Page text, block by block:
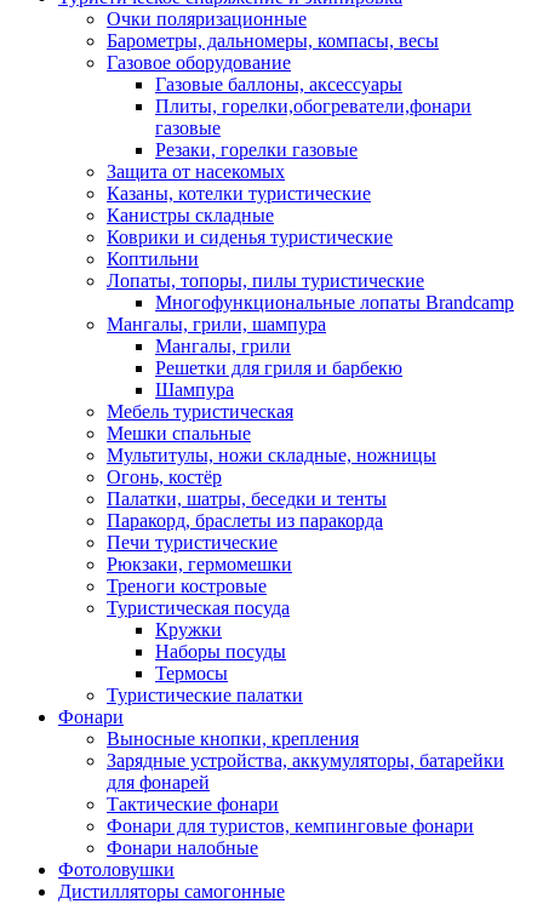
Очки поляризационные
Барометры, дальномеры, компасы, весы
Газовое оборудование
Газовые баллоны, аксессуары
Плиты, горелки,обогреватели,фонари
газовые
Резаки, горелки газовые
Защита от насекомых
Казаны, котелки туристические
Канистры складные
Коврики и сиденья туристические
Коптильни
Лопаты, топоры, пилы туристические
Многофункциональные лопаты Brandcamp
Мангалы, грили, шампура
Мангалы, грили
Решетки для гриля и барбекю
Шампура
Мебель туристическая
Мешки спальные
Мультитулы, ножи складные, ножницы
Огонь, костёр
Палатки, шатры, беседки и тенты
Паракорд, браслеты из паракорда
Печи туристические
Рюкзаки, гермомешки
Треноги костровые
Туристическая посуда
Кружки
Наборы посуды
Термосы
Туристические палатки
Фонари
Выносные кнопки, крепления
Зарядные устройства, аккумуляторы, батарейки
для фонарей
Тактические фонари
Фонари для туристов, кемпинговые фонари
Фонари налобные
Фотоловушки
Дистилляторы самогонные